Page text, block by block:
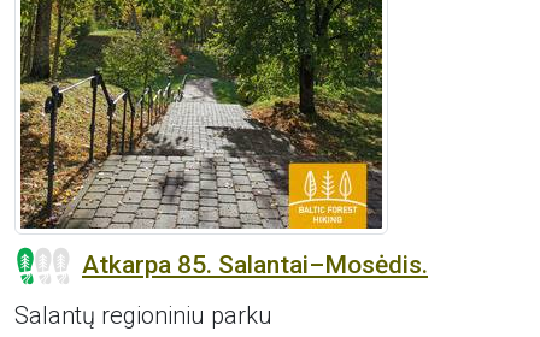
Atkarpa 85. Salantai–Mosėdis.
Salantų regioniniu parku